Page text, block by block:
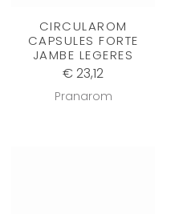
CIRCULAROM
CAPSULES FORTE
JAMBE LEGERES
€ 23,12
Pranarom